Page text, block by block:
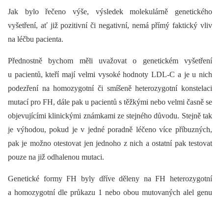
Jak bylo řečeno výše, výsledek molekulárně genetického
vyšetření, ať již pozitivní či negativní, nemá přímý faktický vliv
na léčbu pacienta.
Přednostně bychom měli uvažovat o genetickém vyšetření
u pacientů, kteří mají velmi vysoké hodnoty LDL-C a je u nich
podezření na homozygotní či smíšeně heterozygotní konstelaci
mutací pro FH, dále pak u pacientů s těžkými nebo velmi časně se
objevujícími klinickými známkami ze stejného důvodu. Stejně tak
je výhodou, pokud je v jedné poradně léčeno více příbuzných,
pak je možno otestovat jen jednoho z nich a ostatní pak testovat
pouze na již odhalenou mutaci.
Genetické formy FH byly dříve děleny na FH heterozygotní
a homozygotní dle průkazu 1 nebo obou mutovaných alel genu